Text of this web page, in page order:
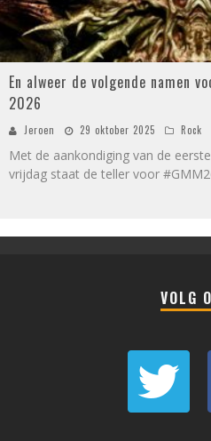
En alweer de volgende namen
2026
Jeroen 29 oktober 2025 Rock
Met de aankondiging van de
vrijdag staat de teller voor
VOLG